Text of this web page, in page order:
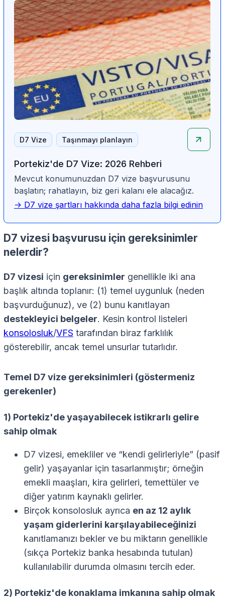
D7 Vize Taşınmayı planlayın
Portekiz'de D7 Vize: 2026 Rehberi
Mevcut konumunuzdan D7 vize başvurusunu
başlatın; rahatlayın, biz geri kalanı ele alacağız.
-> D7 vize şartları hakkında daha fazla bilgi edinin
D7 vizesi başvurusu için gereksinimler
nelerdir?
D7 vizesi için gereksinimler genellikle iki ana
başlık altında toplanır: (1) temel uygunluk (neden
başvurduğunuz), ve (2) bunu kanıtlayan
destekleyici belgeler. Kesin kontrol listeleri
konsolosluk/VFS tarafından biraz farklılık
gösterebilir, ancak temel unsurlar tutarlıdır.
Temel D7 vize gereksinimleri (göstermeniz
gerekenler)
1) Portekiz'de yaşayabilecek istikrarlı gelire
sahip olmak
D7 vizesi, emekliler ve “kendi gelirleriyle” (pasif
gelir) yaşayanlar için tasarlanmıştır; örneğin
emekli maaşları, kira gelirleri, temettüler ve
diğer yatırım kaynaklı gelirler.
Birçok konsolosluk ayrıca en az 12 aylık
yaşam giderlerini karşılayabileceğinizi
kanıtlamanızı bekler ve bu miktarın genellikle
(sıkça Portekiz banka hesabında tutulan)
kullanılabilir durumda olmasını tercih eder.
2) Portekiz'de konaklama imkanına sahip olmak